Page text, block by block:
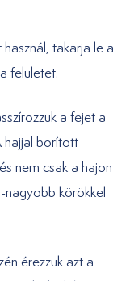
takarja le a
felületet.
a fejet a
hajjal borított
nem csak a hajon
nagyobb körökkel
érezzük azt a